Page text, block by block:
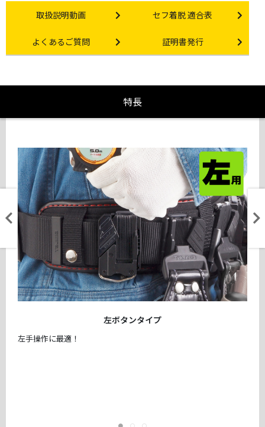
Instruction video
取扱説明動画 Other link
セフ着脱 適合表
Other link
よくあるご質問 Certificate Issuance
証明書発行
特長
左ボタンタイプ
左手操作に最適！